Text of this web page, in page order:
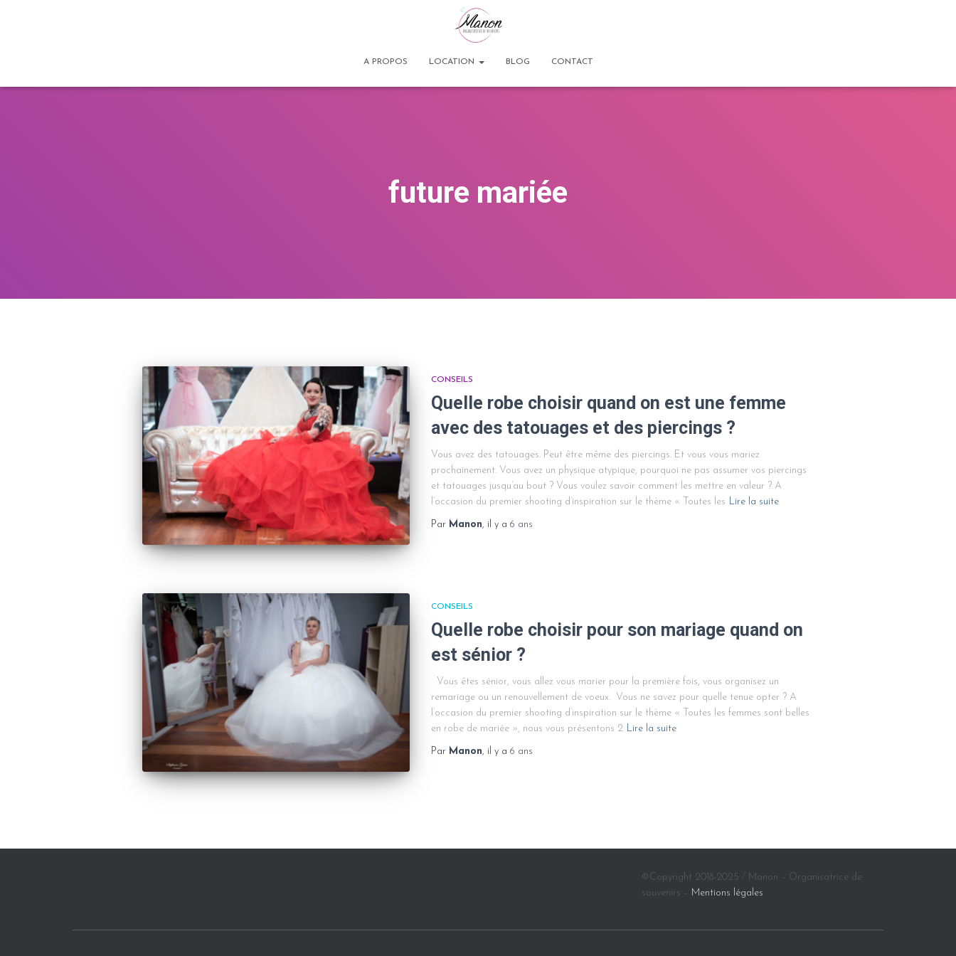
A PROPOS LOCATION BLOG CONTACT
future mariée
CONSEILS
Quelle robe choisir quand on est une femme
avec des tatouages et des piercings ?
Vous avez des tatouages. Peut être même des piercings. Et vous vous mariez
prochainement. Vous avez un physique atypique, pourquoi ne pas assumer vos piercings
et tatouages jusqu’au bout ? Vous voulez savoir comment les mettre en valeur ? A
l’occasion du premier shooting d’inspiration sur le thème « Toutes les Lire la suite
Par Manon, il y a 6 ans
CONSEILS
Quelle robe choisir pour son mariage quand on
est sénior ?
Vous êtes sénior, vous allez vous marier pour la première fois, vous organisez un
remariage ou un renouvellement de voeux. Vous ne savez pour quelle tenue opter ? A
l’occasion du premier shooting d’inspiration sur le thème « Toutes les femmes sont belles
en robe de mariée », nous vous présentons 2 Lire la suite
Par Manon, il y a 6 ans
©Copyright 2018-2025 / Manon – Organisatrice de
souvenirs – Mentions légales